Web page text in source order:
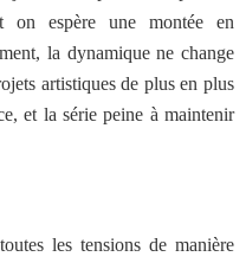
on espère une montée en
la dynamique ne change
artistiques de plus en plus
et la série peine à maintenir
les tensions de manière